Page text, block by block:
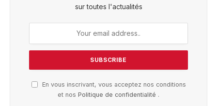
sur toutes l'actualités
En vous inscrivant, vous acceptez nos conditions
et nos Politique de confidentialité .